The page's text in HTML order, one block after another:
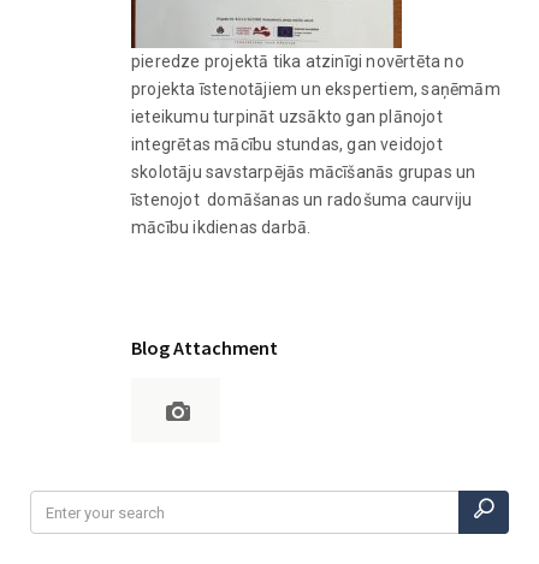
pieredze projektā tika atzinīgi novērtēta no
projekta īstenotājiem un ekspertiem, saņēmām
ieteikumu turpināt uzsākto gan plānojot
integrētas mācību stundas, gan veidojot
skolotāju savstarpējās mācīšanās grupas un
īstenojot domāšanas un radošuma caurviju
mācību ikdienas darbā.
Blog Attachment